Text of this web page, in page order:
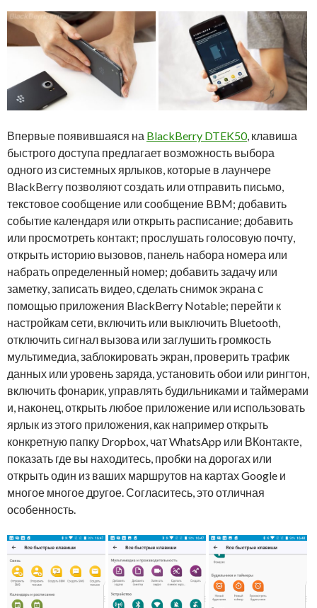
Впервые появившаяся на BlackBerry DTEK50, клавиша
быстрого доступа предлагает возможность выбора
одного из системных ярлыков, которые в лаунчере
BlackBerry позволяют создать или отправить письмо,
текстовое сообщение или сообщение BBM; добавить
событие календаря или открыть расписание; добавить
или просмотреть контакт; прослушать голосовую почту,
открыть историю вызовов, панель набора номера или
набрать определенный номер; добавить задачу или
заметку, записать видео, сделать снимок экрана с
помощью приложения BlackBerry Notable; перейти к
настройкам сети, включить или выключить Bluetooth,
отключить сигнал вызова или заглушить громкость
мультимедиа, заблокировать экран, проверить трафик
данных или уровень заряда, установить обои или рингтон,
включить фонарик, управлять будильниками и таймерами
и, наконец, открыть любое приложение или использовать
ярлык из этого приложения, как например открыть
конкретную папку Dropbox, чат WhatsApp или ВКонтакте,
показать где вы находитесь, пробки на дорогах или
открыть один из ваших маршрутов на картах Google и
многое многое другое. Согласитесь, это отличная
особенность.